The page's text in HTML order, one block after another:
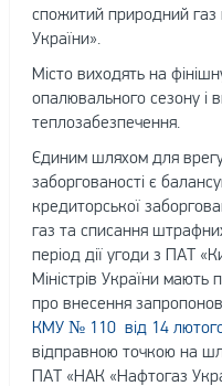
спожитий природний
України».
Місто виходять на
опалювального сезону і
теплозабезпечення.
Єдиним шляхом для
заборгованості є
кредиторської
газ та списання
період дії угоди з ПАТ
Міністрів України
про внесення
КМУ № 110 від 14
відправною точкою на
ПАТ «НАК «Нафтогаз